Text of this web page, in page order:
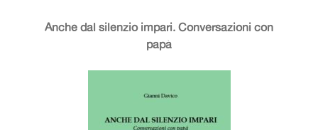
Anche dal silenzio impari. Conversazioni con
papà